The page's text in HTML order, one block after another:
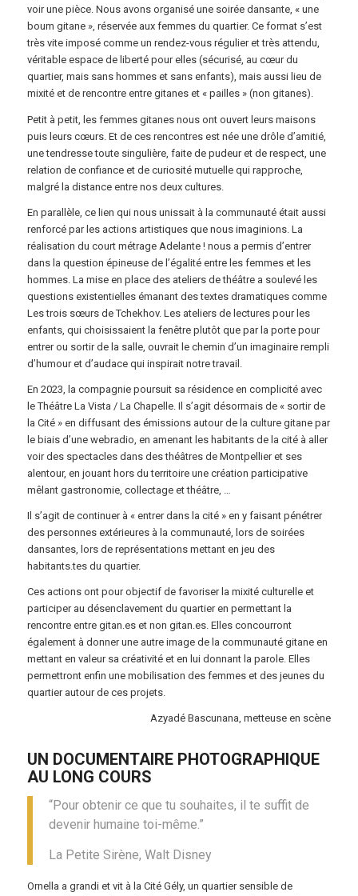
voir une pièce. Nous avons organisé une soirée dansante, « une
boum gitane », réservée aux femmes du quartier. Ce format s’est
très vite imposé comme un rendez-vous régulier et très attendu,
véritable espace de liberté pour elles (sécurisé, au cœur du
quartier, mais sans hommes et sans enfants), mais aussi lieu de
mixité et de rencontre entre gitanes et « pailles » (non gitanes).
Petit à petit, les femmes gitanes nous ont ouvert leurs maisons
puis leurs cœurs. Et de ces rencontres est née une drôle d’amitié,
une tendresse toute singulière, faite de pudeur et de respect, une
relation de confiance et de curiosité mutuelle qui rapproche,
malgré la distance entre nos deux cultures.
En parallèle, ce lien qui nous unissait à la communauté était aussi
renforcé par les actions artistiques que nous imaginions. La
réalisation du court métrage Adelante ! nous a permis d’entrer
dans la question épineuse de l’égalité entre les femmes et les
hommes. La mise en place des ateliers de théâtre a soulevé les
questions existentielles émanant des textes dramatiques comme
Les trois sœurs de Tchekhov. Les ateliers de lectures pour les
enfants, qui choisissaient la fenêtre plutôt que par la porte pour
entrer ou sortir de la salle, ouvrait le chemin d’un imaginaire rempli
d’humour et d’audace qui inspirait notre travail.
En 2023, la compagnie poursuit sa résidence en complicité avec
le Théâtre La Vista / La Chapelle. Il s’agit désormais de « sortir de
la Cité » en diffusant des émissions autour de la culture gitane par
le biais d’une webradio, en amenant les habitants de la cité à aller
voir des spectacles dans des théâtres de Montpellier et ses
alentour, en jouant hors du territoire une création participative
mêlant gastronomie, collectage et théâtre, …
Il s’agit de continuer à « entrer dans la cité » en y faisant pénétrer
des personnes extérieures à la communauté, lors de soirées
dansantes, lors de représentations mettant en jeu des
habitants.tes du quartier.
Ces actions ont pour objectif de favoriser la mixité culturelle et
participer au désenclavement du quartier en permettant la
rencontre entre gitan.es et non gitan.es. Elles concourront
également à donner une autre image de la communauté gitane en
mettant en valeur sa créativité et en lui donnant la parole. Elles
permettront enfin une mobilisation des femmes et des jeunes du
quartier autour de ces projets.
Azyadé Bascunana, metteuse en scène
UN DOCUMENTAIRE PHOTOGRAPHIQUE
AU LONG COURS
“Pour obtenir ce que tu souhaites, il te suffit de
devenir humaine toi-même.”
La Petite Sirène, Walt Disney
Ornella a grandi et vit à la Cité Gély, un quartier sensible de